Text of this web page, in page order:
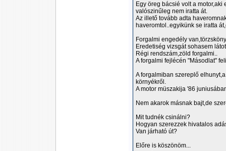
Egy öreg bácsié volt a
valószinűleg nem iratta át.
Az illető tovább adta
haveromtol..egyikünk se iratta
Forgalmi engedély
Eredetiség vizsgát sohasem
Régi rendszám,zöld forgalmi..
A forgalmi fejlécén "Másodlat"
A forgalmiban szereplő
környékről.
A motor müszakija '86
Nem akarok másnak bajt,de
Mit tudnék csinálni?
Hogyan szerezzek hivatalos
Van járható út?
Előre is köszönöm...